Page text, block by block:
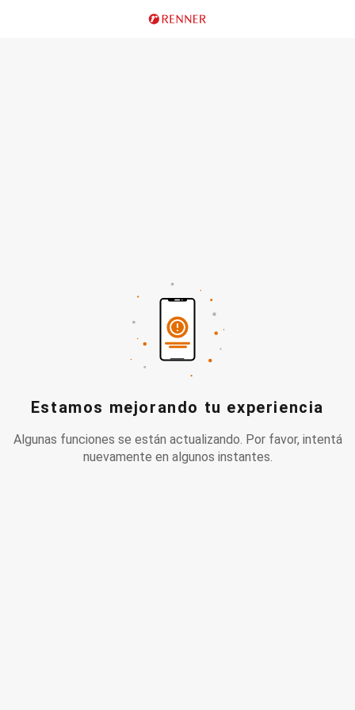
Estamos mejorando tu experiencia
Algunas funciones se están actualizando. Por favor, intentá
nuevamente en algunos instantes.